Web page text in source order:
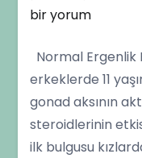
Erken
Geç
Ergenlik
Nedir?
için
bir yorum
Normal Ergenlik
erkeklerde 11
gonad aksının
steroidlerinin
ilk bulgusu